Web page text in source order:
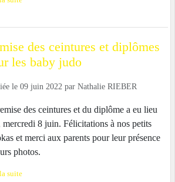
des ceintures et diplômes
les baby judo
le 09 juin 2022 par Nathalie RIEBER
des ceintures et du diplôme a eu lieu
mercredi 8 juin. Félicitations à nos petits
et merci aux parents pour leur présence
photos.
suite